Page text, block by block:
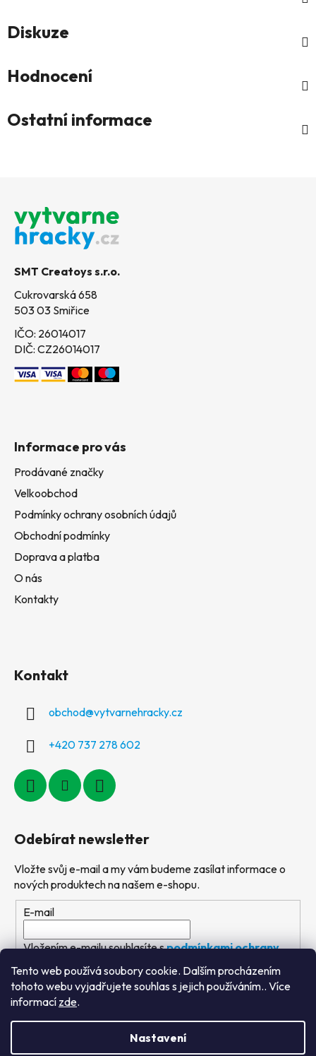
Tento web používá soubory cookie. Dalším procházením
tohoto webu vyjadřujete souhlas s jejich používáním.. Více
informací zde.
Nastavení
Diskuze
Hodnocení
Ostatní informace
SMT Creatoys s.r.o.
Cukrovarská 658
503 03 Smiřice
IČO: 26014017
DIČ: CZ26014017
Informace pro vás
Prodávané značky
Velkoobchod
Podmínky ochrany osobních údajů
Obchodní podmínky
Doprava a platba
O nás
Kontakty
Kontakt
obchod@vytvarnehracky.cz
+420 737 278 602
Odebírat newsletter
Vložte svůj e-mail a my vám budeme zasílat informace o
nových produktech na našem e-shopu.
E-mail
Vložením e-mailu souhlasíte spodmínkami ochrany
osobních údajů
PŘIHLÁSIT SE